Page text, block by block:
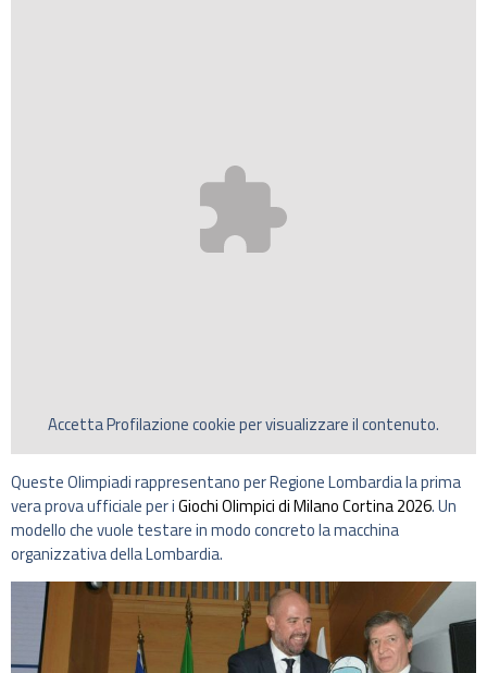
AccettaProfilazionecookie per visualizzare il contenuto.
Queste Olimpiadi rappresentano per Regione Lombardia la prima
vera prova ufficiale per iGiochi Olimpici di Milano Cortina 2026. Un
modello che vuole testare in modo concreto la macchina
organizzativa della Lombardia.